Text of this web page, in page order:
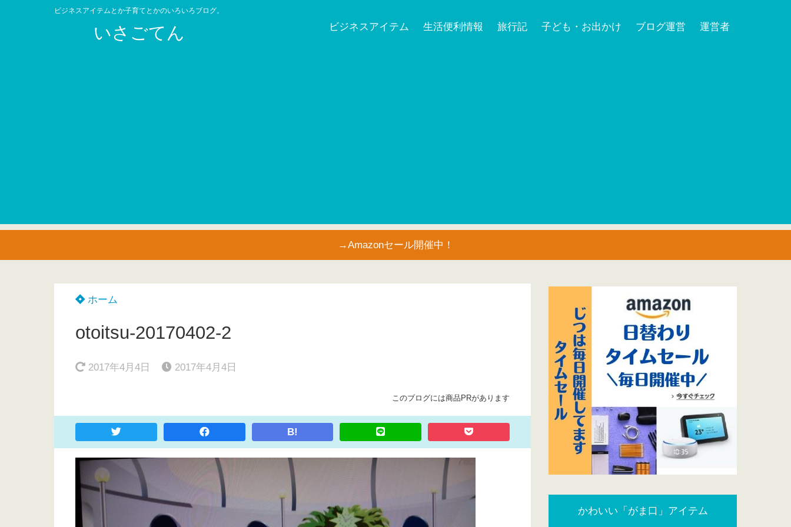
ビジネスアイテムとか子育てとかのいろいろブログ。
いさごてん ビジネスアイテム 生活便利情報 旅行記 子ども・お出かけ ブログ運営 運営者
→Amazonセール開催中！
ホーム
otoitsu-20170402-2
2017年4月4日 2017年4月4日
このブログには商品PRがあります
B!
かわいい「がま口」アイテム